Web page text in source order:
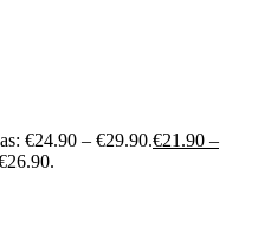
€24.90 – €29.90.€21.90 –